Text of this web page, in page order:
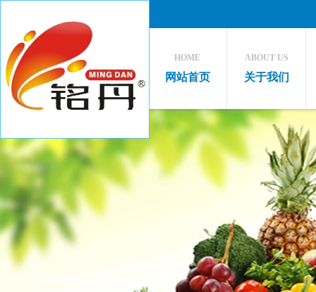
HOME
网站首页
ABOUT US
关于我们